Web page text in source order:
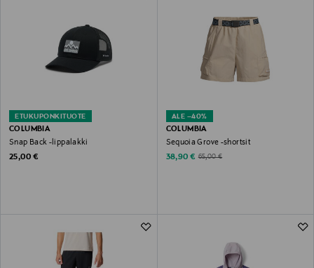
ETUKUPONKITUOTE
COLUMBIA
Snap Back -lippalakki
Original Price
25,00 €
ALE –40%
COLUMBIA
Sequoia Grove -shortsit
Discounted Price
38,90 € Original Price
65,00 €